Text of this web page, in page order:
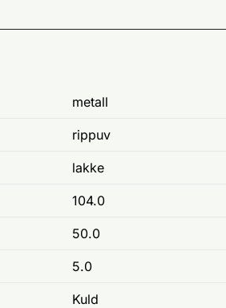
metall
rippuv
lakke
104.0
50.0
5.0
Kuld